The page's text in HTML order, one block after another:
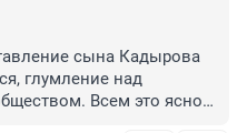
сына Кадырова
глумление над
Всем это ясно.